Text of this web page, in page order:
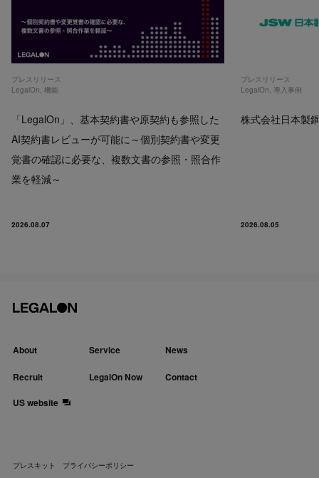
プレスリリース
LegalOn ,機能
「LegalOn」、基本契約書や原契約も参照した
AI契約書レビューが可能に～個別契約書や変更
覚書の確認に必要な、複数文書の参照・照合作
業を軽減～
2026.08.07
プレスリリース
LegalOn 導入事例
株式会社日本製
2026.08.05
About Service News
Recruit LegalOn Now
Contact
US website
プレスキット プライバシーポリシー